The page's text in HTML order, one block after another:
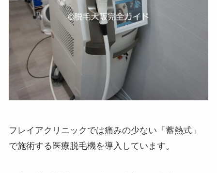
フレイアクリニックでは痛みの少ない「蓄熱式」
で施術する医療脱毛機を導入しています。